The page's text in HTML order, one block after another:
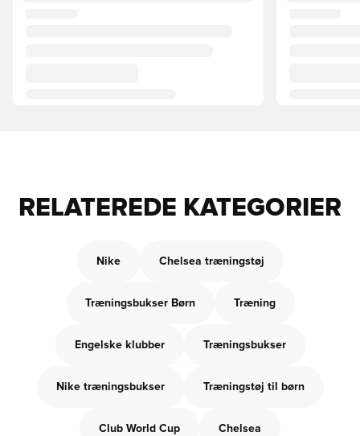
RELATEREDE KATEGORIER
Nike Chelsea træningstøj
Træningsbukser Børn Træning
Engelske klubber Træningsbukser
Nike træningsbukser Træningstøj til børn
Club World Cup Chelsea